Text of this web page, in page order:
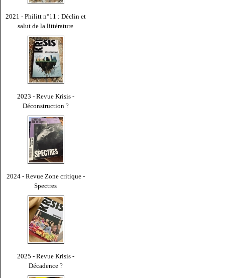
2021 - Philitt n°11 : Déclin et
salut de la littérature
2023 - Revue Krisis -
Déconstruction ?
2024 - Revue Zone critique -
Spectres
2025 - Revue Krisis -
Décadence ?